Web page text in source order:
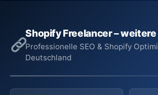
Shopify Freelancer –
Professionelle SEO & Shopify
Deutschland